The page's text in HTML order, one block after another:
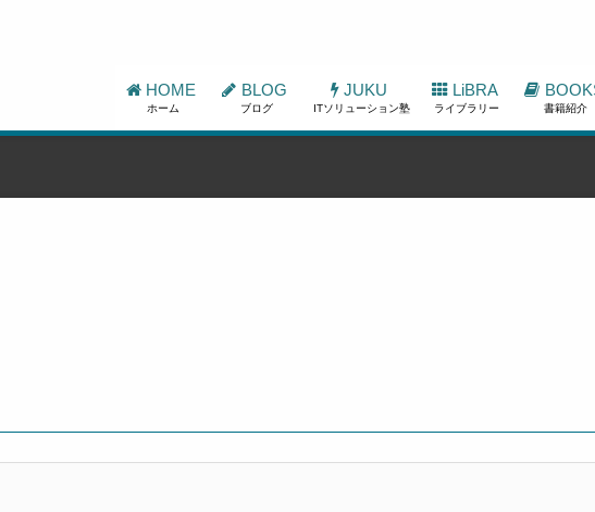
HOME
ホーム
BLOG
ブログ
JUKU
ITソリューション塾
LiBRA
ライブラリー 書籍紹介